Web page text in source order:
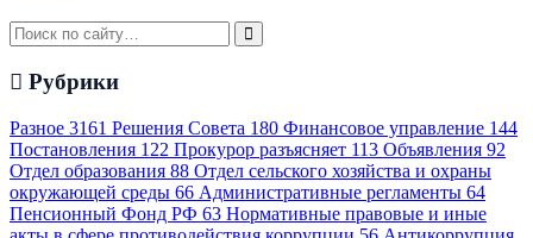
Рубрики
Разное 3161 Решения Совета 180 Финансовое управление 144
Постановления 122 Прокурор разъясняет 113 Объявления 92
Отдел образования 88 Отдел сельского хозяйства и охраны
окружающей среды 66 Административные регламенты 64
Пенсионный Фонд РФ 63 Нормативные правовые и иные